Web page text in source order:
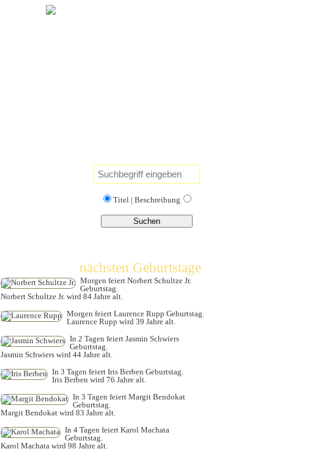
Titel | Beschreibung
nächsten Geburtstage
Morgen feiert Norbert Schultze Jr.
Geburtstag.
Norbert Schultze Jr. wird 84 Jahre alt.
Morgen feiert Laurence Rupp Geburtstag.
Laurence Rupp wird 39 Jahre alt.
In 2 Tagen feiert Jasmin Schwiers
Geburtstag.
Jasmin Schwiers wird 44 Jahre alt.
In 3 Tagen feiert Iris Berben Geburtstag.
Iris Berben wird 76 Jahre alt.
In 3 Tagen feiert Margit Bendokat
Geburtstag.
Margit Bendokat wird 83 Jahre alt.
In 4 Tagen feiert Karol Machata
Geburtstag.
Karol Machata wird 98 Jahre alt.